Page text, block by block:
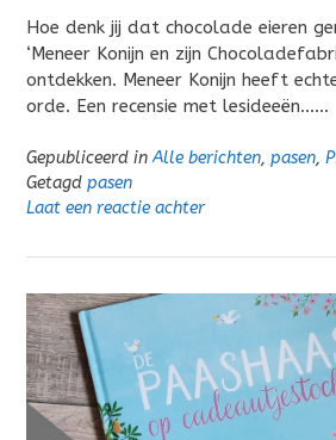
Hoe denk jij dat chocolade eieren
‘Meneer Konijn en zijn
ontdekken. Meneer Konijn heeft
orde. Een recensie met lesideeën……
Gepubliceerd inAlle berichten, pasen,
Getagd pasen
Laat een reactie achter